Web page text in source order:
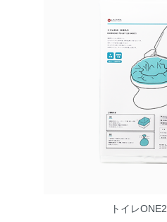
トイレ